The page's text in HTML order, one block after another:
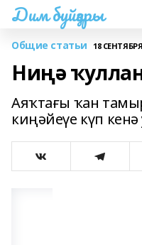
Дим буйҙары
Общие статьи 18 СЕНТЯБРЯ
Ниңә
Аяҡтағы ҡан
киңәйеүе күп